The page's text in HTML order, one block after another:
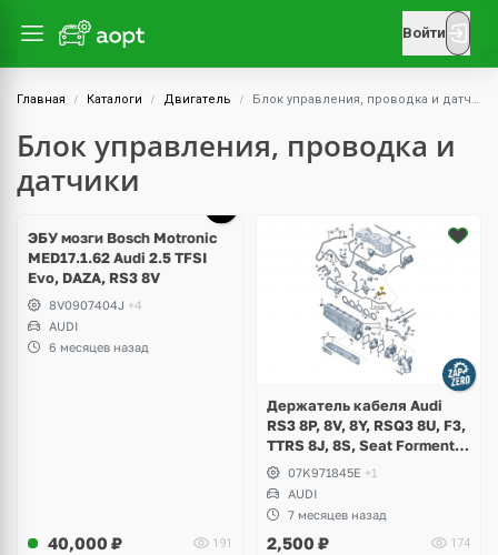
Войти
Главная Каталоги Двигатель Блок управления, проводка и датчики
Блок управления, проводка и
датчики
ЭБУ мозги Bosch Motronic
MED17.1.62 Audi 2.5 TFSI
Evo, DAZA, RS3 8V
8V0907404J +4
AUDI
6 месяцев назад
40,000 ₽ 191
Держатель кабеля Audi
RS3 8P, 8V, 8Y, RSQ3 8U, F3,
TTRS 8J, 8S, Seat Formentor
Cupra, 2.5 TFSI CEPA, DAZA,
CTSA, CZGA, CZGB, DNWA,
DNWB
07K971845E +1
AUDI
7 месяцев назад
2,500 ₽ 174